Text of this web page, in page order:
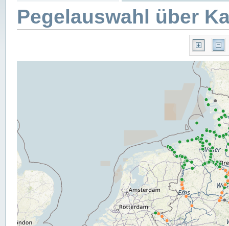
Pegelauswahl über